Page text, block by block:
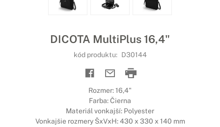
DICOTA MultiPlus 16,4"
kód produktu: D30144
Rozmer: 16,4"
Farba: Čierna
Materiál vonkajší: Polyester
Vonkajšie rozmery ŠxVxH: 430 x 330 x 140 mm